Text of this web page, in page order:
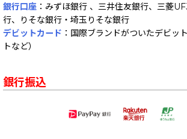
銀行口座 ：みずほ銀行 、三井住友銀行、三菱
行、りそな銀行・埼玉りそな銀行
デビットカード ：国際ブランドがついたデビッ
トなど）
銀行振込